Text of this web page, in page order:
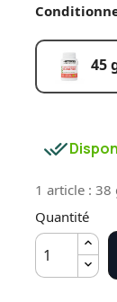
45
done_all
1 article : 38
Quantité